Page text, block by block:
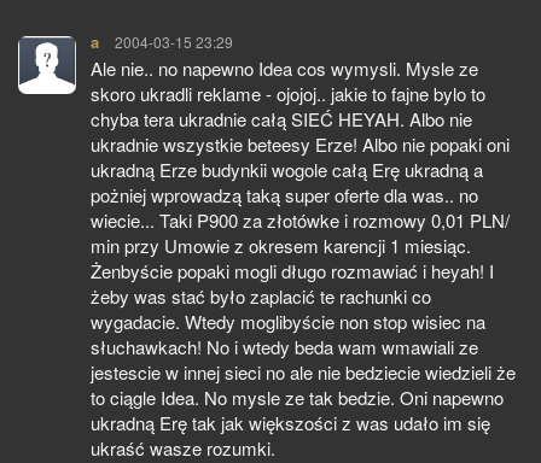
a pisze:
2004-03-15 23:29
Ale nie.. no napewno Idea cos wymysli. Mysle ze
skoro ukradli reklame - ojojoj.. jakie to fajne bylo to
chyba tera ukradnie całą SIEĆ HEYAH. Albo nie
ukradnie wszystkie beteesy Erze! Albo nie popaki oni
ukradną Erze budynkii wogole całą Erę ukradną a
pożniej wprowadzą taką super oferte dla was.. no
wiecie... Taki P900 za złotówke i rozmowy 0,01 PLN/
min przy Umowie z okresem karencji 1 miesiąc.
Żenbyście popaki mogli długo rozmawiać i heyah! I
żeby was stać było zaplacić te rachunki co
wygadacie. Wtedy moglibyście non stop wisiec na
słuchawkach! No i wtedy beda wam wmawiali ze
jestescie w innej sieci no ale nie bedziecie wiedzieli że
to ciągle Idea. No mysle ze tak bedzie. Oni napewno
ukradną Erę tak jak większości z was udało im się
ukraść wasze rozumki.